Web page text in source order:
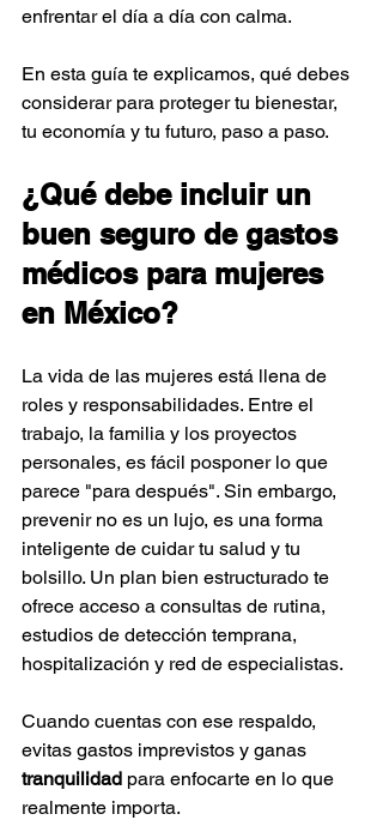
enfrentar el día a día con calma.
En esta guía te explicamos, qué debes
considerar para proteger tu bienestar,
tu economía y tu futuro, paso a paso.
¿Qué debe incluir un
buen seguro de gastos
médicos para mujeres
en México?
La vida de las mujeres está llena de
roles y responsabilidades. Entre el
trabajo, la familia y los proyectos
personales, es fácil posponer lo que
parece "para después". Sin embargo,
prevenir no es un lujo, es una forma
inteligente de cuidar tu salud y tu
bolsillo. Un plan bien estructurado te
ofrece acceso a consultas de rutina,
estudios de detección temprana,
hospitalización y red de especialistas.
Cuando cuentas con ese respaldo,
evitas gastos imprevistos y ganas
tranquilidad para enfocarte en lo que
realmente importa.